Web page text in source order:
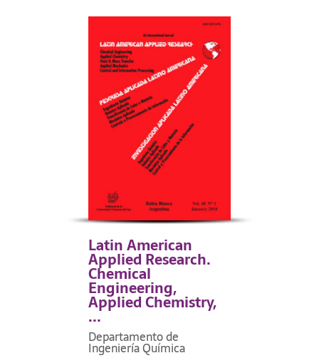
Latin American
Applied Research.
Chemical
Engineering,
Applied Chemistry,
...
Departamento de
Ingeniería Química